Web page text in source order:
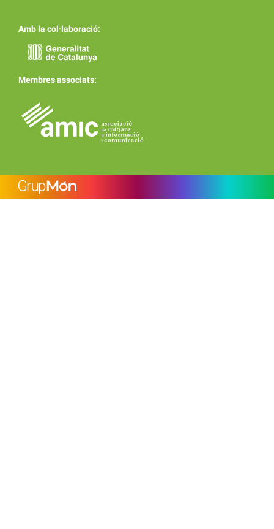
Amb la col·laboració:
Membres associats: